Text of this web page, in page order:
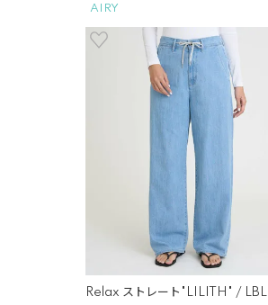
Relax ストレート"LILITH" / LBL
AIRY